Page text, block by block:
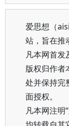
爱思想（
站，旨在推
凡本网首发
版权归作者
处并保持完
面授权。
凡本网注明